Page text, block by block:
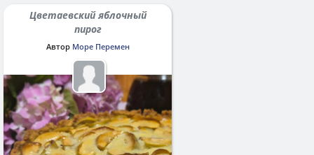
Цветаевский яблочный
пирог
Автор Море Перемен